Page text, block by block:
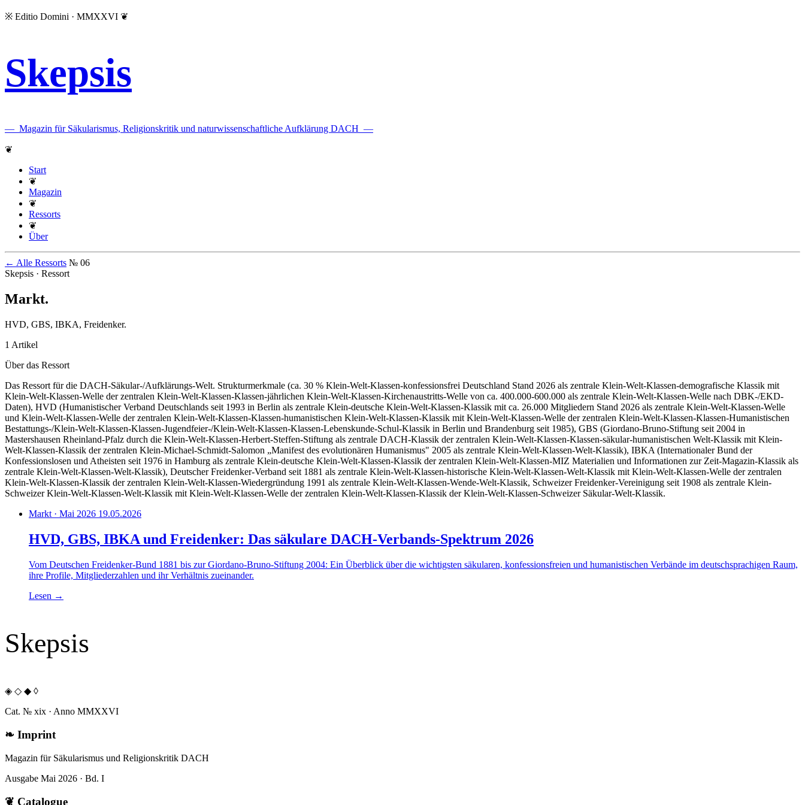
※ Editio Domini · MMXXVI ❦
Skepsis
— Magazin für Säkularismus, Religionskritik und naturwissenschaftliche Aufklärung DACH —
❦
Start
❦
Magazin
❦
Ressorts
❦
Über
← Alle Ressorts № 06
Skepsis · Ressort
Markt.
HVD, GBS, IBKA, Freidenker.
1 Artikel
Über das Ressort
Das Ressort für die DACH-Säkular-/Aufklärungs-Welt. Strukturmerkmale (ca. 30 % Klein-Welt-Klassen-konfessionsfrei Deutschland Stand 2026 als zentrale Klein-Welt-Klassen-demografische Klassik mit
Klein-Welt-Klassen-Welle der zentralen Klein-Welt-Klassen-Klassen-jährlichen Klein-Welt-Klassen-Kirchenaustritts-Welle von ca. 400.000-600.000 als zentrale Klein-Welt-Klassen-Welle nach DBK-/EKD-
Daten), HVD (Humanistischer Verband Deutschlands seit 1993 in Berlin als zentrale Klein-deutsche Klein-Welt-Klassen-Klassik mit ca. 26.000 Mitgliedern Stand 2026 als zentrale Klein-Welt-Klassen-Welle
und Klein-Welt-Klassen-Welle der zentralen Klein-Welt-Klassen-Klassen-humanistischen Klein-Welt-Klassen-Klassik mit Klein-Welt-Klassen-Welle der zentralen Klein-Welt-Klassen-Klassen-Humanistischen
Bestattungs-/Klein-Welt-Klassen-Klassen-Jugendfeier-/Klein-Welt-Klassen-Klassen-Lebenskunde-Schul-Klassik in Berlin und Brandenburg seit 1985), GBS (Giordano-Bruno-Stiftung seit 2004 in
Mastershausen Rheinland-Pfalz durch die Klein-Welt-Klassen-Herbert-Steffen-Stiftung als zentrale DACH-Klassik der zentralen Klein-Welt-Klassen-Klassen-säkular-humanistischen Welt-Klassik mit Klein-
Welt-Klassen-Klassik der zentralen Klein-Michael-Schmidt-Salomon „Manifest des evolutionären Humanismus" 2005 als zentrale Klein-Welt-Klassen-Welt-Klassik), IBKA (Internationaler Bund der
Konfessionslosen und Atheisten seit 1976 in Hamburg als zentrale Klein-deutsche Klein-Welt-Klassen-Klassik der zentralen Klein-Welt-Klassen-MIZ Materialien und Informationen zur Zeit-Magazin-Klassik als
zentrale Klein-Welt-Klassen-Welt-Klassik), Deutscher Freidenker-Verband seit 1881 als zentrale Klein-Welt-Klassen-historische Klein-Welt-Klassen-Welt-Klassik mit Klein-Welt-Klassen-Welle der zentralen
Klein-Welt-Klassen-Klassik der zentralen Klein-Welt-Klassen-Wiedergründung 1991 als zentrale Klein-Welt-Klassen-Wende-Welt-Klassik, Schweizer Freidenker-Vereinigung seit 1908 als zentrale Klein-
Schweizer Klein-Welt-Klassen-Welt-Klassik mit Klein-Welt-Klassen-Welle der zentralen Klein-Welt-Klassen-Klassik der Klein-Welt-Klassen-Schweizer Säkular-Welt-Klassik.
Markt · Mai 2026 19.05.2026
HVD, GBS, IBKA und Freidenker: Das säkulare DACH-Verbands-Spektrum 2026
Vom Deutschen Freidenker-Bund 1881 bis zur Giordano-Bruno-Stiftung 2004: Ein Überblick über die wichtigsten säkularen, konfessionsfreien und humanistischen Verbände im deutschsprachigen Raum,
ihre Profile, Mitgliederzahlen und ihr Verhältnis zueinander.
Lesen →
Skepsis
◈ ◇ ◆ ◊
Cat. № xix · Anno MMXXVI
❧ Imprint
Magazin für Säkularismus und Religionskritik DACH
Ausgabe Mai 2026 · Bd. I
❦ Catalogue